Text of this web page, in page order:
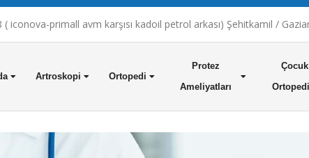
iconova-primall avm karşısı kadoil petrol arkası) Şehitkamil /
Artroskopi Ortopedi
Protez
Ameliyatları
Çocuk